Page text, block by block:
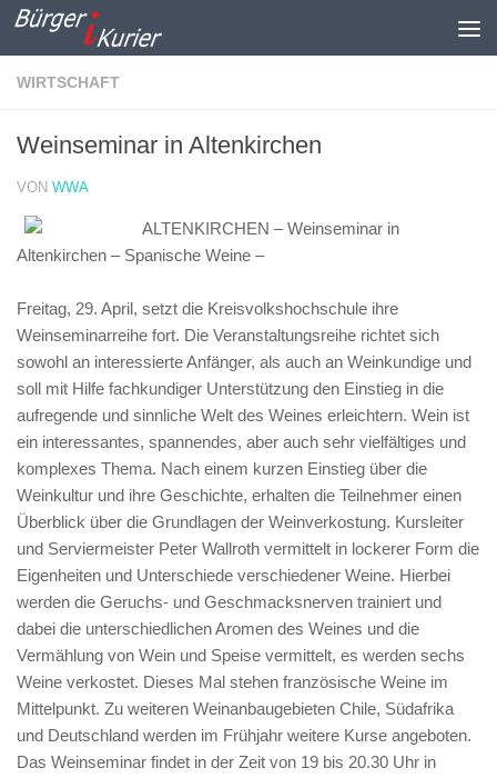
Zum Inhalt springen
WIRTSCHAFT
Weinseminar in Altenkirchen
VON WWA
ALTENKIRCHEN – Weinseminar in
Altenkirchen – Spanische Weine –
Freitag, 29. April, setzt die Kreisvolkshochschule ihre
Weinseminarreihe fort. Die Veranstaltungsreihe richtet sich
sowohl an interessierte Anfänger, als auch an Weinkundige und
soll mit Hilfe fachkundiger Unterstützung den Einstieg in die
aufregende und sinnliche Welt des Weines erleichtern. Wein ist
ein interessantes, spannendes, aber auch sehr vielfältiges und
komplexes Thema. Nach einem kurzen Einstieg über die
Weinkultur und ihre Geschichte, erhalten die Teilnehmer einen
Überblick über die Grundlagen der Weinverkostung. Kursleiter
und Serviermeister Peter Wallroth vermittelt in lockerer Form die
Eigenheiten und Unterschiede verschiedener Weine. Hierbei
werden die Geruchs- und Geschmacksnerven trainiert und
dabei die unterschiedlichen Aromen des Weines und die
Vermählung von Wein und Speise vermittelt, es werden sechs
Weine verkostet. Dieses Mal stehen französische Weine im
Mittelpunkt. Zu weiteren Weinanbaugebieten Chile, Südafrika
und Deutschland werden im Frühjahr weitere Kurse angeboten.
Das Weinseminar findet in der Zeit von 19 bis 20.30 Uhr in